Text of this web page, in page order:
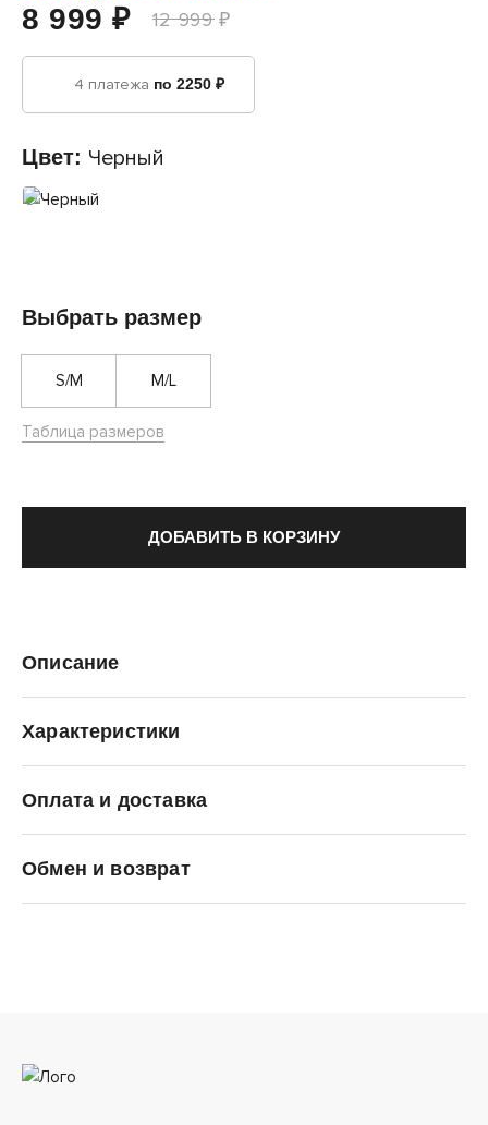
8 999 ₽
12 999 ₽
4 платежа по 2250 ₽
Цвет: Черный
Выбрать размер
S/M M/L
Таблица размеров
ДОБАВИТЬ В КОРЗИНУ
Описание
Характеристики
Оплата и доставка
Обмен и возврат